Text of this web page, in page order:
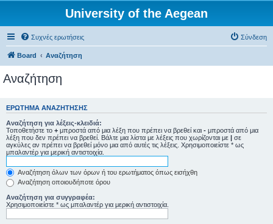
University of the Aegean
Συχνές ερωτήσεις Σύνδεση
Board Αναζήτηση
Αναζήτηση
ΕΡΏΤΗΜΑ ΑΝΑΖΉΤΗΣΗΣ
Αναζήτηση για λέξεις-κλειδιά:
Τοποθετήστε το + μπροστά από μια λέξη που πρέπει να βρεθεί και - μπροστά από μια
λέξη που δεν πρέπει να βρεθεί. Βάλτε μια λίστα με λέξεις που χωρίζονται με | σε
αγκύλες αν πρέπει να βρεθεί μόνο μια από αυτές τις λέξεις. Χρησιμοποιείστε * ως
μπαλαντέρ για μερική αντιστοιχία.
Αναζήτηση όλων των όρων ή του ερωτήματος όπως εισήχθη
Αναζήτηση οποιουδήποτε όρου
Αναζήτηση για συγγραφέα:
Χρησιμοποιείστε * ως μπαλαντέρ για μερική αντιστοιχία.